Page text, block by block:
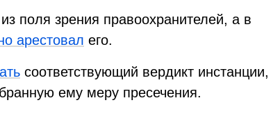
из поля зрения правоохранителей, а в
арестовал его.
соответствующий вердикт инстанции,
ему меру пресечения.